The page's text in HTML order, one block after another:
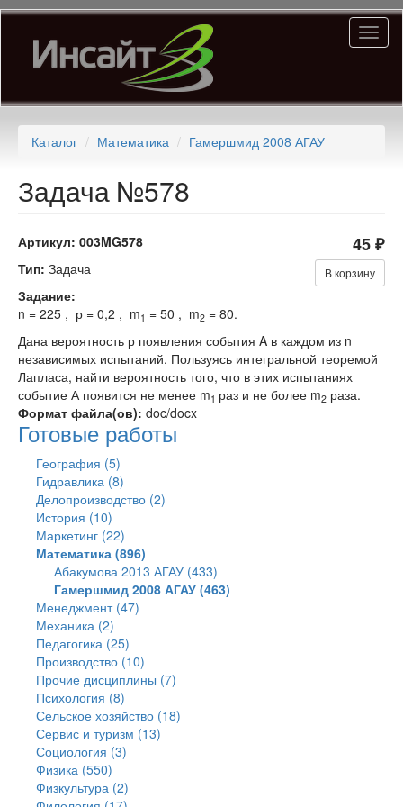
Перейти
основному
содержанию
Каталог Математика Гамершмид 2008 АГАУ
Задача №578
Артикул: 003MG578 45 ₽
В корзину
Тип: Задача
Задание:
n = 225 , р = 0,2 , m1 = 50 , m2 = 80.
Дана вероятность р появления события A в каждом из n
независимых испытаний. Пользуясь интегральной теоремой
Лапласа, найти вероятность того, что в этих испытаниях
событие А появится не менее m1 раз и не более m2 раза.
Формат файла(ов): doc/docx
Готовые работы
География (5)
Гидравлика (8)
Делопроизводство (2)
История (10)
Маркетинг (22)
Математика (896)
Абакумова 2013 АГАУ (433)
Гамершмид 2008 АГАУ (463)
Менеджмент (47)
Механика (2)
Педагогика (25)
Производство (10)
Прочие дисциплины (7)
Психология (8)
Сельское хозяйство (18)
Сервис и туризм (13)
Социология (3)
Физика (550)
Физкультура (2)